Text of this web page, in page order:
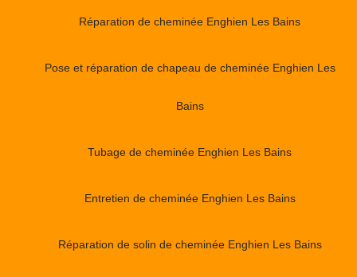
Réparation de cheminée Enghien Les Bains
Pose et réparation de chapeau de cheminée Enghien Les
Bains
Tubage de cheminée Enghien Les Bains
Entretien de cheminée Enghien Les Bains
Réparation de solin de cheminée Enghien Les Bains